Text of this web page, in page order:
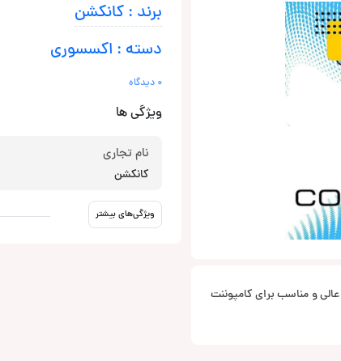
مدل 416 با دو زوج سیم به ضخامت 16 گیج بسیار عالی و مناسب برای کامپوننت
برند : کانکشن
دسته : اکسسوری
0 دیدگاه
ویژگی ها
نام تجاری
کانکشن
ویژگی‌های بیشتر